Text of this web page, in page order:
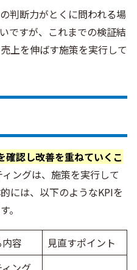
判断力がとくに問われる場
ですが、これまでの検証結
上を伸ばす施策を実行して
確認し改善を重ねていくこ
ングは、施策を実行して
には、以下のようなKPIを
。
容
見直すポイント